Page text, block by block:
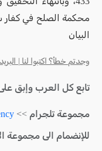
محكمة الصلح في كفار
البيان
وجدتم خطأ؟ اكتبوا لنا |
تابع كل العرب وإبق
مجموعة تلجرام >>
للإنضمام الى مجموعة